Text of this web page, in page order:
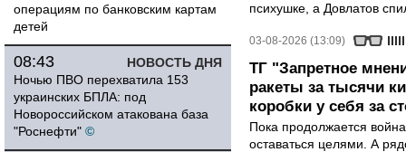
операциям по банковским картам
детей
НОВОСТЬ ДНЯ
08:43
Ночью ПВО перехватила 153
украинских БПЛА: под
Новороссийском атакована база
"Роснефти" ©
психушке, а Довлатов
03-08-2026 (13:09)
ТГ "Запретное
ракеты за тысячи
коробки у себя за
Пока продолжается
оставаться целями. А